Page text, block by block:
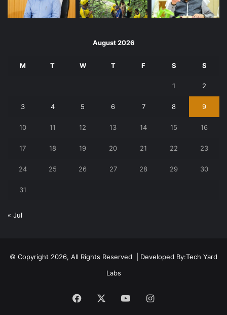
August 2026
M T W T F S S
1 2
3 4 5 6 7 8 9
10 11 12 13 14 15 16
17 18 19 20 21 22 23
24 25 26 27 28 29 30
31
« Jul
© Copyright 2026, All Rights Reserved | Developed By:Tech Yard
Labs
Facebook YouTubeInstagram